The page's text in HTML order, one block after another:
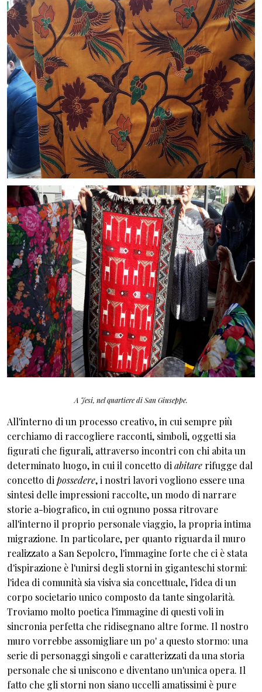
A Jesi, nel quartiere di San Giuseppe.
All'interno di un processo creativo, in cui sempre più
cerchiamo di raccogliere racconti, simboli, oggetti sia
figurati che figurali, attraverso incontri con chi abita un
determinato luogo, in cui il concetto di abitare rifugge dal
concetto di possedere, i nostri lavori vogliono essere una
sintesi delle impressioni raccolte, un modo di narrare
storie a-biografico, in cui ognuno possa ritrovare
all'interno il proprio personale viaggio, la propria intima
migrazione. In particolare, per quanto riguarda il muro
realizzato a San Sepolcro, l'immagine forte che ci è stata
d'ispirazione è l'unirsi degli storni in giganteschi stormi:
l'idea di comunità sia visiva sia concettuale, l'idea di un
corpo societario unico composto da tante singolarità.
Troviamo molto poetica l'immagine di questi voli in
sincronia perfetta che ridisegnano altre forme. Il nostro
muro vorrebbe assomigliare un po' a questo stormo: una
serie di personaggi singoli e caratterizzati da una storia
personale che si uniscono e diventano un'unica opera. Il
fatto che gli storni non siano uccelli amatissimi è pure